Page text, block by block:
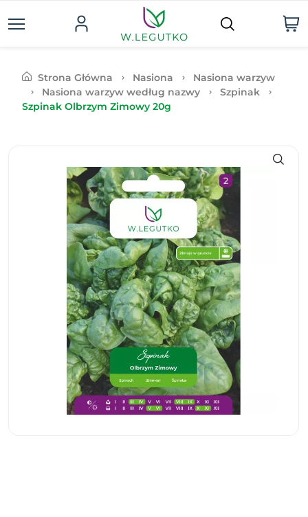
Strona Główna Nasiona
Nasiona warzyw
Nasiona warzyw według nazwy
Szpinak
Szpinak Olbrzym Zimowy 20g